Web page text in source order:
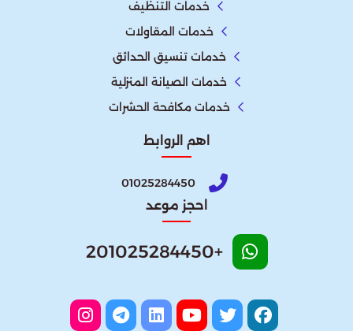
خدمات التنظيف
خدمات المقاولات
خدمات تنسيق الحدائق
خدمات الصيانة المنزلية
خدمات مكافحة الحشرات
اهم الروابط
01025284450
احجز موعد
+201025284450